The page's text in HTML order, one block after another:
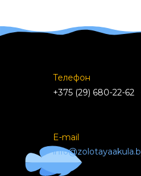
Телефон
+375 (29) 680-22-62
E-mail